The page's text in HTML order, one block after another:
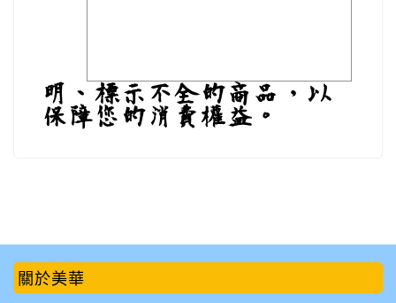
明、標示不全的商品，以
保障您的消費權益。
::: 關於美華